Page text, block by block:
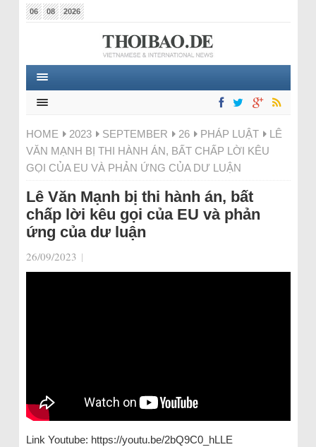
06 08 2026
HOME 2023 SEPTEMBER 26 PHÁP LUẬT
LÊ
VĂN MẠNH BỊ THI HÀNH ÁN, BẤT CHẤP LỜI KÊU
GỌI CỦA EU VÀ PHẢN ỨNG CỦA DƯ LUẬN
Lê Văn Mạnh bị thi hành án, bất
chấp lời kêu gọi của EU và phản
ứng của dư luận
26/09/2023 |
Link Youtube: https://youtu.be/2bQ9C0_hLLE